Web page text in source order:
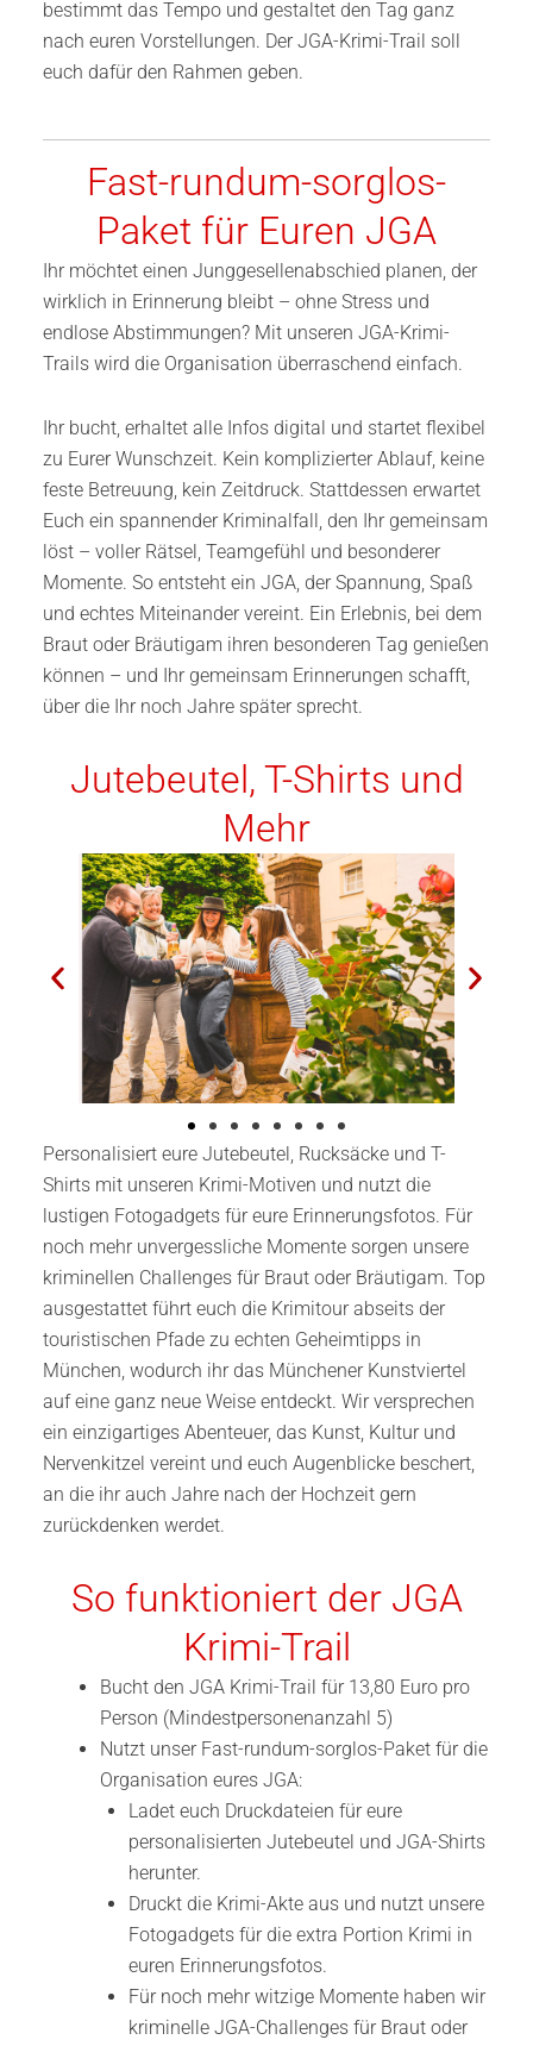
bestimmt das Tempo und gestaltet den Tag ganz
nach euren Vorstellungen. Der JGA-Krimi-Trail soll
euch dafür den Rahmen geben.
Fast-rundum-sorglos-
Paket für Euren JGA
Ihr möchtet einen Junggesellenabschied planen, der
wirklich in Erinnerung bleibt – ohne Stress und
endlose Abstimmungen? Mit unseren JGA-Krimi-
Trails wird die Organisation überraschend einfach.
Ihr bucht, erhaltet alle Infos digital und startet flexibel
zu Eurer Wunschzeit. Kein komplizierter Ablauf, keine
feste Betreuung, kein Zeitdruck. Stattdessen erwartet
Euch ein spannender Kriminalfall, den Ihr gemeinsam
löst – voller Rätsel, Teamgefühl und besonderer
Momente. So entsteht ein JGA, der Spannung, Spaß
und echtes Miteinander vereint. Ein Erlebnis, bei dem
Braut oder Bräutigam ihren besonderen Tag genießen
können – und Ihr gemeinsam Erinnerungen schafft,
über die Ihr noch Jahre später sprecht.
Jutebeutel, T-Shirts und
Mehr
Personalisiert eure Jutebeutel, Rucksäcke und T-
Shirts mit unseren Krimi-Motiven und nutzt die
lustigen Fotogadgets für eure Erinnerungsfotos. Für
noch mehr unvergessliche Momente sorgen unsere
kriminellen Challenges für Braut oder Bräutigam. Top
ausgestattet führt euch die Krimitour abseits der
touristischen Pfade zu echten Geheimtipps in
München, wodurch ihr das Münchener Kunstviertel
auf eine ganz neue Weise entdeckt. Wir versprechen
ein einzigartiges Abenteuer, das Kunst, Kultur und
Nervenkitzel vereint und euch Augenblicke beschert,
an die ihr auch Jahre nach der Hochzeit gern
zurückdenken werdet.
So funktioniert der JGA
Krimi-Trail
Bucht den JGA Krimi-Trail für 13,80 Euro pro
Person (Mindestpersonenanzahl 5)
Nutzt unser Fast-rundum-sorglos-Paket für die
Organisation eures JGA:
Ladet euch Druckdateien für eure
personalisierten Jutebeutel und JGA-Shirts
herunter.
Druckt die Krimi-Akte aus und nutzt unsere
Fotogadgets für die extra Portion Krimi in
euren Erinnerungsfotos.
Für noch mehr witzige Momente haben wir
kriminelle JGA-Challenges für Braut oder